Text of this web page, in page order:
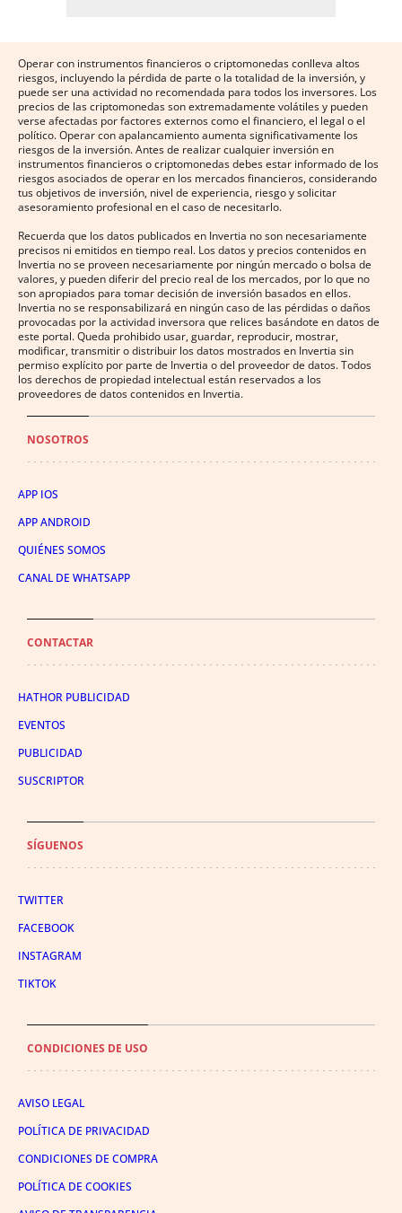
Operar con instrumentos financieros o criptomonedas conlleva altos
riesgos, incluyendo la pérdida de parte o la totalidad de la inversión, y
puede ser una actividad no recomendada para todos los inversores. Los
precios de las criptomonedas son extremadamente volátiles y pueden
verse afectadas por factores externos como el financiero, el legal o el
político. Operar con apalancamiento aumenta significativamente los
riesgos de la inversión. Antes de realizar cualquier inversión en
instrumentos financieros o criptomonedas debes estar informado de los
riesgos asociados de operar en los mercados financieros, considerando
tus objetivos de inversión, nivel de experiencia, riesgo y solicitar
asesoramiento profesional en el caso de necesitarlo.
Recuerda que los datos publicados en Invertia no son necesariamente
precisos ni emitidos en tiempo real. Los datos y precios contenidos en
Invertia no se proveen necesariamente por ningún mercado o bolsa de
valores, y pueden diferir del precio real de los mercados, por lo que no
son apropiados para tomar decisión de inversión basados en ellos.
Invertia no se responsabilizará en ningún caso de las pérdidas o daños
provocadas por la actividad inversora que relices basándote en datos de
este portal. Queda prohibido usar, guardar, reproducir, mostrar,
modificar, transmitir o distribuir los datos mostrados en Invertia sin
permiso explícito por parte de Invertia o del proveedor de datos. Todos
los derechos de propiedad intelectual están reservados a los
proveedores de datos contenidos en Invertia.
NOSOTROS
APP IOS
APP ANDROID
QUIÉNES SOMOS
CANAL DE WHATSAPP
CONTACTAR
HATHOR PUBLICIDAD
EVENTOS
PUBLICIDAD
SUSCRIPTOR
SÍGUENOS
TWITTER
FACEBOOK
INSTAGRAM
TIKTOK
CONDICIONES DE USO
AVISO LEGAL
POLÍTICA DE PRIVACIDAD
CONDICIONES DE COMPRA
POLÍTICA DE COOKIES